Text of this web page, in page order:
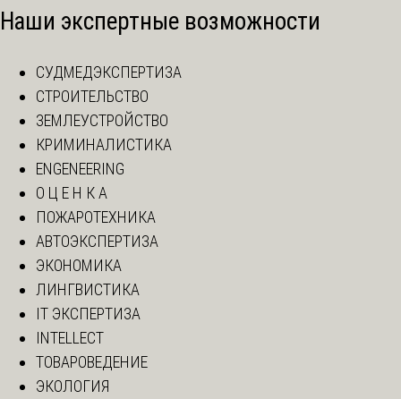
Наши экспертные возможности
СУДМЕДЭКСПЕРТИЗА
СТРОИТЕЛЬСТВО
ЗЕМЛЕУСТРОЙСТВО
КРИМИНАЛИСТИКА
ENGENEERING
О Ц Е Н К А
ПОЖАРОТЕХНИКА
АВТОЭКСПЕРТИЗА
ЭКОНОМИКА
ЛИНГВИСТИКА
IT ЭКСПЕРТИЗА
INTELLECT
ТОВАРОВЕДЕНИЕ
ЭКОЛОГИЯ